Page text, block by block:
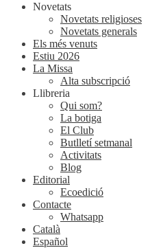
Novetats
Novetats religioses
Novetats generals
Els més venuts
Estiu 2026
La Missa
Alta subscripció
Llibreria
Qui som?
La botiga
El Club
Butlletí setmanal
Activitats
Blog
Editorial
Ecoedició
Contacte
Whatsapp
Català
Español